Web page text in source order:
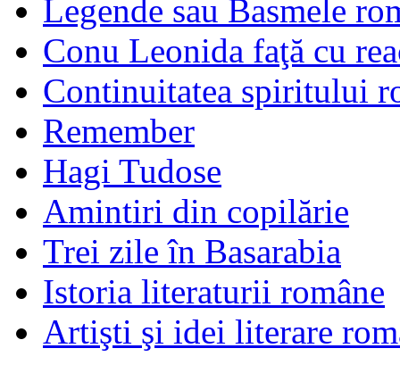
Legende sau Basmele
Conu Leonida faţă cu
Continuitatea spiritului
Remember
Hagi Tudose
Amintiri din copilărie
Trei zile în Basarabia
Istoria literaturii române
Artişti şi idei literare